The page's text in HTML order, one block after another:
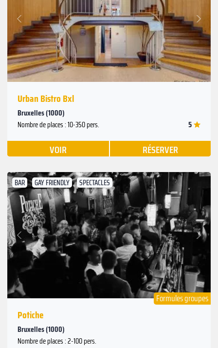
Précédent
Suivant
Urban Bistro Bxl
Bruxelles (1000)
Nombre de places : 10-350 pers. 5
VOIR RÉSERVER
BAR GAY FRIENDLY SPECTACLES
Précédent
Suivant
Formules groupes
Potiche
Bruxelles (1000)
Nombre de places : 2-100 pers.